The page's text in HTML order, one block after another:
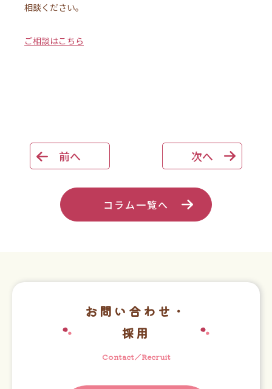
相談ください。
ご相談はこちら
前へ 次へ
コラム一覧へ
お問い合わせ・
採用
Contact／Recruit